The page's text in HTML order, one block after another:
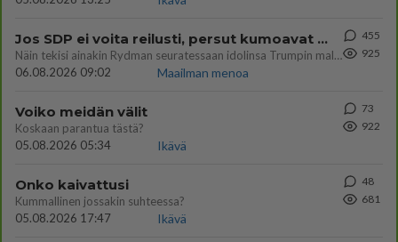
Jos SDP ei voita reilusti, persut kumoavat demokratian Suomesta
Näin tekisi ainakin Rydman seuratessaan idolinsa Trumpin mallia https://www.is.fi/politiikka/art-2000012187244.html
06.08.2026 09:02
Maailman menoa
455
925
Voiko meidän välit
Koskaan parantua tästä?
05.08.2026 05:34
Ikävä
73
922
Onko kaivattusi
Kummallinen jossakin suhteessa?
05.08.2026 17:47
Ikävä
48
681